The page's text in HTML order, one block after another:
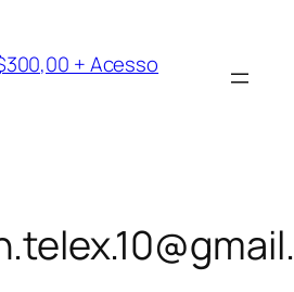
+ Acesso